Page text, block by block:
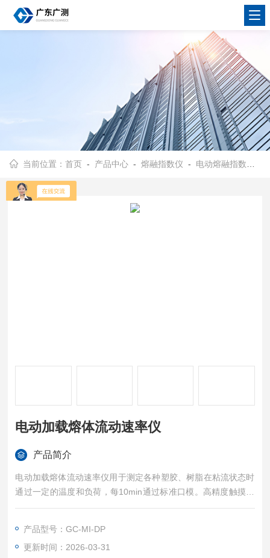
当前位置：首页 - 产品中心 -熔融指数仪 - 电动熔融指数仪
电动加载熔体流动速率仪
产品简介
电动加载熔体流动速率仪用于测定各种塑胶、树脂在粘流状态时
通过一定的温度和负荷，每10min通过标准口模。高精度触摸屏
控制器，7寸触摸屏，可以存储并列印zui近测试条件及数据，测
件（温度、砝码重量、切料时间间隔）、测试结果数据。
产品型号：GC-MI-DP
更新时间：2026-03-31